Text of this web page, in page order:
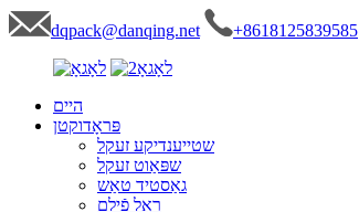
dqpack@danqing.net +8618125839585
היים
פּראָדוקטן
שטייענדיקע זעקל
שפּאַוט זעקל
גאַסטיד טאַש
ראָל פֿילם